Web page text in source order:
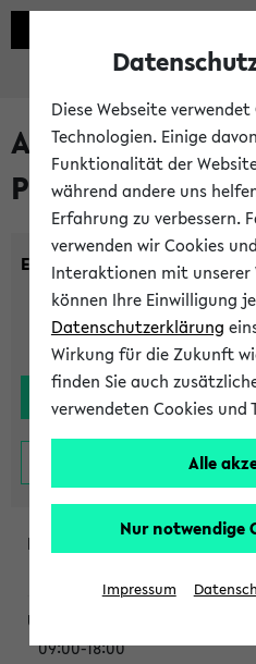
Alle noch
Prüfungen
Einrichtung:
09:00-18:00
Diese Webseite
Technologien. Einige
Funktionalität der
während andere uns
Erfahrung zu verbessern.
verwenden wir Cookies
Interaktionen mit unserer
können Ihre Einwilligung
Datenschutzerklärung
Wirkung für die Zukunft
finden Sie auch
verwendeten Cookies und
Alle
Nur notwendige
Impressum